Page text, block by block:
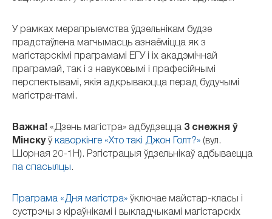
У рамках мерапрыемства ўдзельнікам будзе
прадстаўлена магчымасць азнаёміцца ​​як з
магістарскімі праграмамі ЕГУ і іх акадэмічнай
праграмай, так і з навуковымі і прафесійнымі
перспектывамі, якія адкрываюцца перад будучымі
магістрантамі.
Важна! «Дзень магістра» адбудзецца 3 снежня ў
Мінскуў каворкінге «Хто такі Джон Голт?» (вул.
Шорная 20-1Н). Рэгістрацыя ўдзельнікаў адбываецца
па спасылцы.
Праграма «Дня магістра» ўключае майстар-класы і
сустрэчы з кіраўнікамі і выкладчыкамі магістарскіх